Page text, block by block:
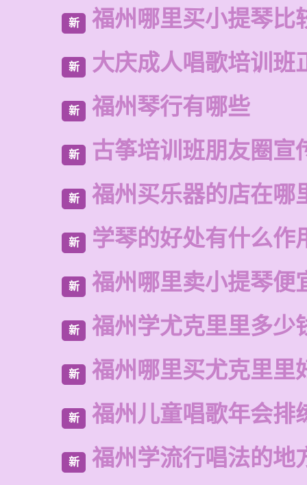
新 福州哪里买小提琴比
新 大庆成人唱歌培训班
新 福州琴行有哪些
新 古筝培训班朋友圈宣
新 福州买乐器的店在哪
新 学琴的好处有什么作
新 福州哪里卖小提琴便
新 福州学尤克里里多少
新 福州哪里买尤克里里
新 福州儿童唱歌年会排
新 福州学流行唱法的地